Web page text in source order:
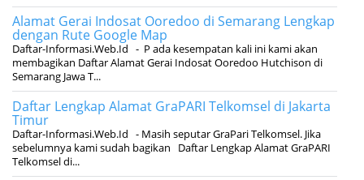
Alamat Gerai Indosat Ooredoo di Semarang Lengkap
dengan Rute Google Map
Daftar-Informasi.Web.Id - P ada kesempatan kali ini kami akan
membagikan Daftar Alamat Gerai Indosat Ooredoo Hutchison di
Semarang Jawa T...
Daftar Lengkap Alamat GraPARI Telkomsel di Jakarta
Timur
Daftar-Informasi.Web.Id - Masih seputar GraPari Telkomsel. Jika
sebelumnya kami sudah bagikan Daftar Lengkap Alamat GraPARI
Telkomsel di...